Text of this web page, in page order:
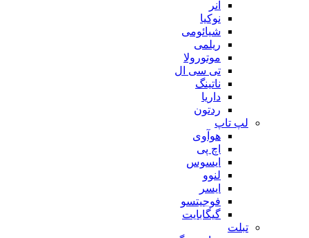
آنر
نوکیا
شیائومی
ریلمی
موتورولا
تی سی ال
ناتینگ
داریا
ردتون
لپ تاپ
هوآوی
اچ پی
ایسوس
لنوو
ایسر
فوجیتسو
گیگابایت
تبلت